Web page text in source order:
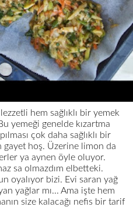
hem sağlıklı bir yemek
yemeği genelde kızartma
çok daha sağlıklı bir
gayet hoş. Üzerine limon da
ya aynen öyle oluyor.
sa olmazdım elbetteki.
oyalıyor bizi. Evi saran yağ
yağlar mı... Ama işte hem
size kalacağı nefis bir tarif